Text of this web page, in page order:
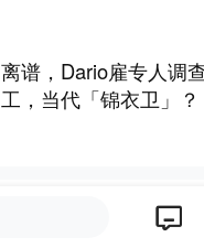
离谱，Dario雇专人调
工，当代「锦衣卫」？